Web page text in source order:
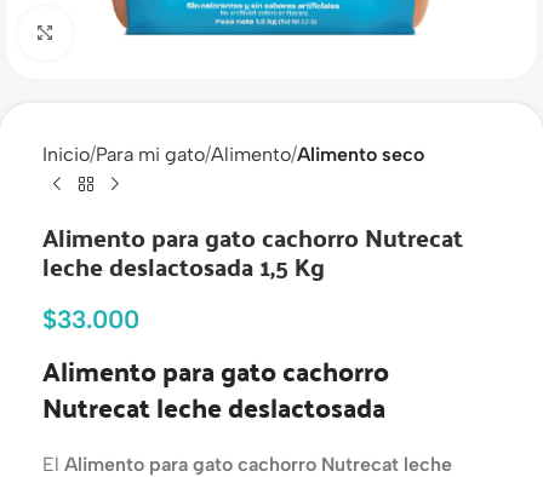
Haga clic para ampliar
Inicio Para mi gato Alimento Alimento seco
Alimento para gato cachorro Nutrecat
leche deslactosada 1,5 Kg
$33.000
Alimento para gato cachorro
Nutrecat leche deslactosada
El Alimento para gato cachorro Nutrecat leche